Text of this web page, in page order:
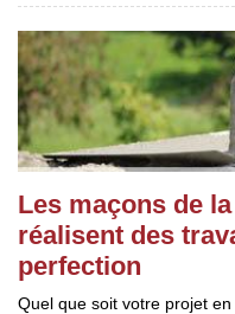
Les maçons de
réalisent des
perfection
Quel que soit votre projet